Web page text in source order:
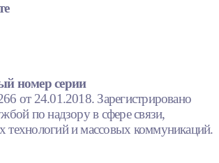
номер серии
от 24.01.2018. Зарегистрировано
по надзору в сфере связи,
и массовых коммуникаций.